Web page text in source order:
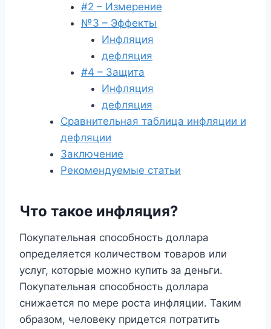
#2 – Измерение
№3 – Эффекты
Инфляция
дефляция
#4 – Защита
Инфляция
дефляция
Сравнительная таблица инфляции и
дефляции
Заключение
Рекомендуемые статьи
Что такое инфляция?
Покупательная способность доллара
определяется количеством товаров или
услуг, которые можно купить за деньги.
Покупательная способность доллара
снижается по мере роста инфляции. Таким
образом, человеку придется потратить